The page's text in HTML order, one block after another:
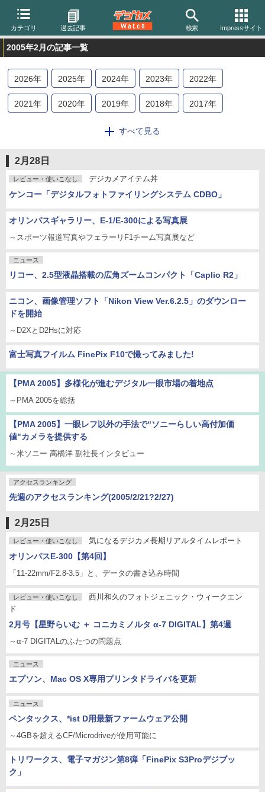
カテゴリ 過去記事 検索 Impressサイト
2005年2月の記事一覧
2026年 2025年 2024年 2023年 2022年
2021年 2020年 2019年 2018年 2017年
2014年 2013
2006 年 2005年 2004年
すべて見る
2月28日
レビュー・使いこなし デジカメアイテム丼
ケンコー「デジタルフォトファイリングシステム CDBO」
オリンパスギャラリー、E-1/E-300による写真展
～スポーツ報道写真やフェラーリF1チーム写真展など
ニュース
リコー、2.5型液晶搭載の広角ズームコンパクト「Caplio R2」
ニコン、画像管理ソフト「Nikon View Ver.6.2.5」のダウンロー
ドを開始
～D2XとD2Hsに対応
富士写真フイルム FinePix F10で撮ってみました!
【PMA 2005】多様化が進むデジタル一眼市場の着地点
～PMA 2005を総括
【PMA 2005】一眼レフ以外の手法で“ソニーらしい高付加価
値"カメラを提供する
～米ソニー 高橋洋 副社長インタビュー
アクセスランキング
先週のアクセスランキング(2005/2/21?2/27)
2月25日
レビュー・使いこなし 気になるデジカメ長期リアルタイムレポート
オリンパスE-300【第4回】
「11-22mm/F2.8-3.5」と、データの書き込み時間
レビュー・使いこなし
西川和久のフォトジェニック・ウィークエン
ド
2月号【星野らいむ ＋ コニカミノルタ α-7 DIGITAL】第4週
～α-7 DIGITALのふたつの問題点
ニュース
エプソン、Mac OS X専用プリンタドライバを更新
ニュース
ペンタックス、*ist D用最新ファームウェア公開
～4GBを超えるCF/Microdriveが使用可能に
トリワークス、電子マガジン第8弾「FinePix S3Proデジブッ
ク」